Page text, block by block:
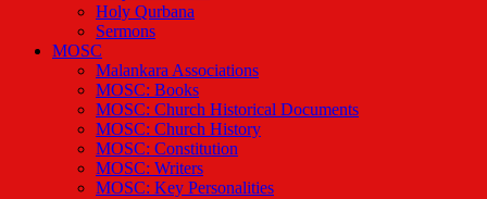
Holy Qurbana
Sermons
MOSC
Malankara Associations
MOSC: Books
MOSC: Church Historical Documents
MOSC: Church History
MOSC: Constitution
MOSC: Writers
MOSC: Key Personalities